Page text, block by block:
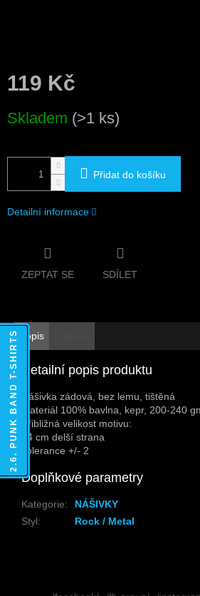
119 Kč
cena:
Skladem (>1 ks)
Přidat do košíku
Detailní informace
ZEPTAT SE SDÍLET
Popis
Detailní popis produktu
Nášivka zádová, bez lemu, tištěná
Materiál 100% bavlna, kepr, 200-240
Přibližná velikost motivu:
24 cm delší strana
Tolerance +/- 2
Doplňkové parametry
Kategorie:
NÁŠIVKY
Styl: Rock / Metal
2.6. PUNK BAND T-SHIRTS